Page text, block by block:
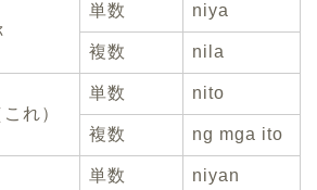
単数 niya
複数 nila
れ）
単数 nito
複数 ng mga ito
単数 niyan